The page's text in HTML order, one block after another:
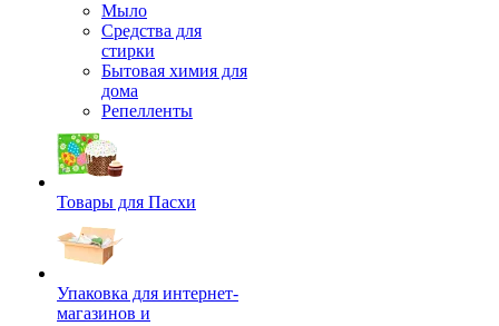
Мыло
Средства для
стирки
Бытовая химия для
дома
Репелленты
Товары для Пасхи
Упаковка для интернет-
магазинов и